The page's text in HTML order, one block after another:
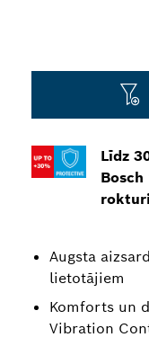
Līdz
Augsta
lietotājiem
Komforts un
Vibration